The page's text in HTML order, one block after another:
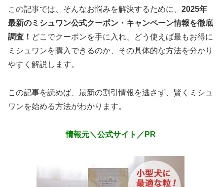
この記事では、そんなお悩みを解決するために、 2025年
最新のミシュワン公式クーポン・キャンペーン情報を徹底
調査！ どこでクーポンを手に入れ、どう使えば最もお得に
ミシュワンを購入できるのか、その具体的な方法を分かり
やすく解説します。
この記事を読めば、最新の割引情報を逃さず、賢くミシュ
ワンを始める方法がわかります。
情報元＼公式サイト／PR